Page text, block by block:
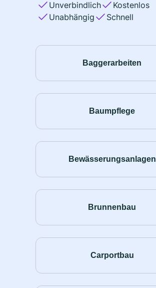
Unverbindlich
Kostenlos
Unabhängig
Schnell
Baggerarbeiten
Baumpflege
Bewässerungsanlagen
Brunnenbau
Carportbau